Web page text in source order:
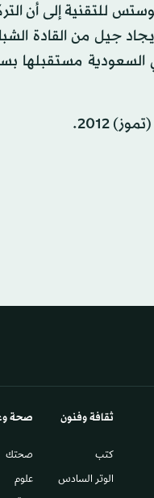
للتقنية إلى أن
إيجاد جيل من القادة
السعودية مستقبلها
2012.
ثقافة وفنون
كتب
الوتر السادس​
صحة
صحتك
علوم